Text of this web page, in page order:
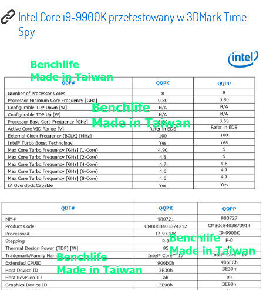
Intel Core i9-9900K przetestowany w 3DMark Time
Spy